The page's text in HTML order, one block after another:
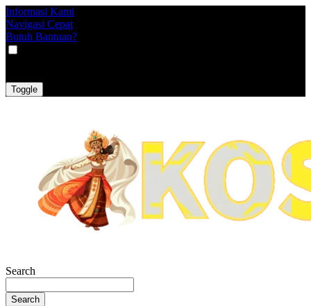
Informasi Kami
Navigasi Cepat
Butuh Bantuan?
Toggle
Search
Search